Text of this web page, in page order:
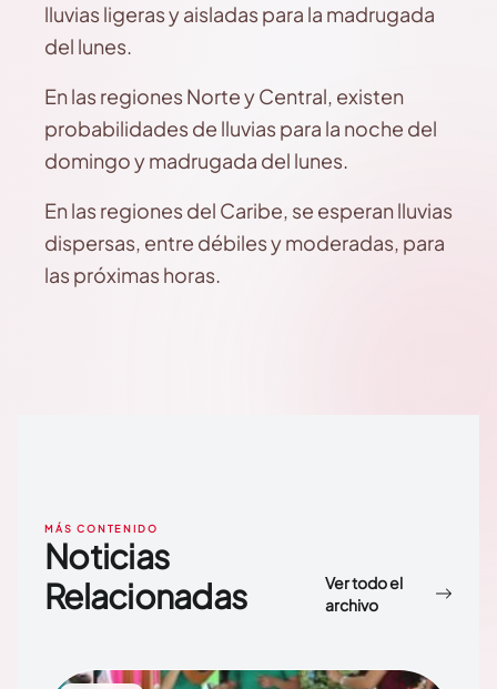
lluvias ligeras y aisladas para la madrugada
del lunes.
En las regiones Norte y Central, existen
probabilidades de lluvias para la noche del
domingo y madrugada del lunes.
En las regiones del Caribe, se esperan lluvias
dispersas, entre débiles y moderadas, para
las próximas horas.
MÁS CONTENIDO
Noticias
Relacionadas
Ver todo el
archivo